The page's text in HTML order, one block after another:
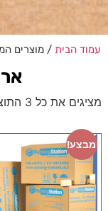
עמוד הבית / מוצרים
מציגים את כל ⁦3⁩ התוצאות
מבצע!